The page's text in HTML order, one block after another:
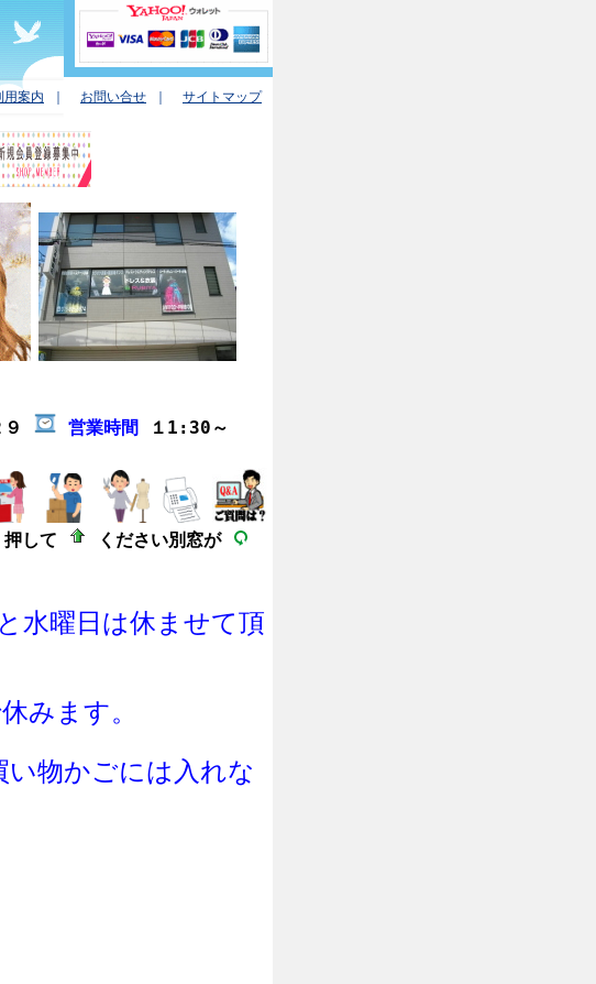
用案内 ｜ お問い合せ ｜ サイトマップ
９ 営業時間 １1:30 ～
押して
ください別窓が
水曜日は休ませて頂
みます。
い物かごには 入れな